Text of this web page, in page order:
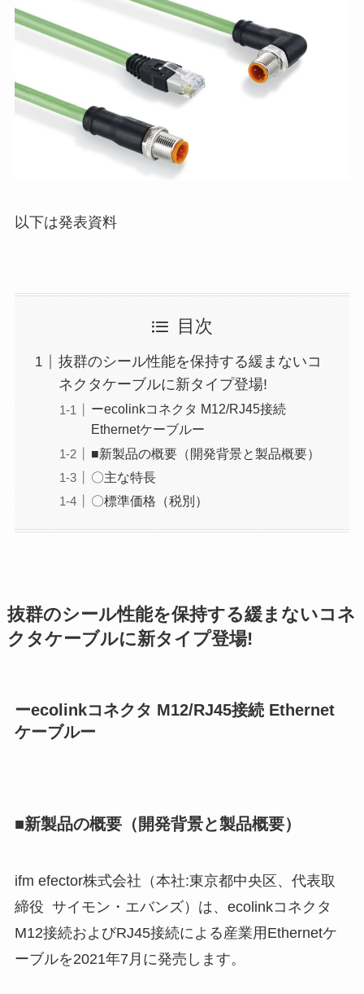
以下は発表資料
目次
抜群のシール性能を保持する緩まないコ
ネクタケーブルに新タイプ登場!
ーecolinkコネクタ M12/RJ45接続
Ethernetケーブルー
■新製品の概要（開発背景と製品概要）
〇主な特長
〇標準価格（税別）
抜群のシール性能を保持する緩まないコネ
クタケーブルに新タイプ登場!
ーecolinkコネクタ M12/RJ45接続 Ethernet
ケーブルー
■新製品の概要（開発背景と製品概要）
ifm efector株式会社（本社:東京都中央区、代表取
締役 サイモン・エバンズ）は、ecolinkコネクタ
M12接続およびRJ45接続による産業用Ethernetケ
ーブルを2021年7月に発売します。